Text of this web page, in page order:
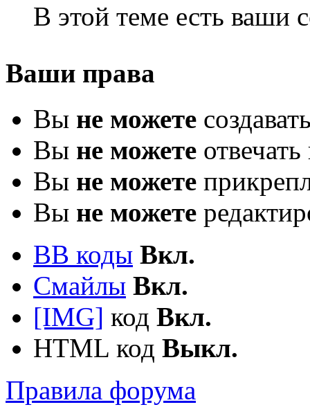
В этой теме есть ваши
Ваши права
Вы не можете
Вы не можете
Вы не можете
Вы не можете
BB коды Вкл.
Смайлы Вкл.
[IMG] код Вкл.
HTML код Выкл.
Правила форума